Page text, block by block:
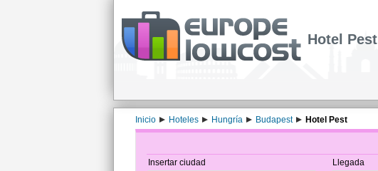
Hotel Pest
Inicio Hoteles Hungría Budapest Hotel Pest
Insertar ciudad Llegada